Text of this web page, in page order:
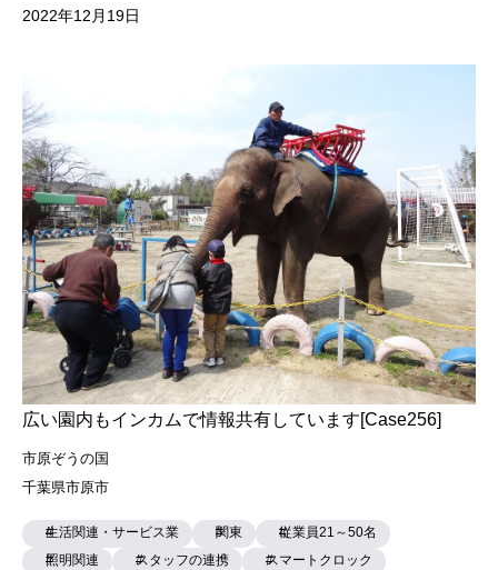
2022年12月19日
広い園内もインカムで情報共有しています[Case256]
市原ぞうの国
千葉県市原市
生活関連・サービス業 関東
従業員21～50名
照明関連
スタッフの連携
スマートクロック